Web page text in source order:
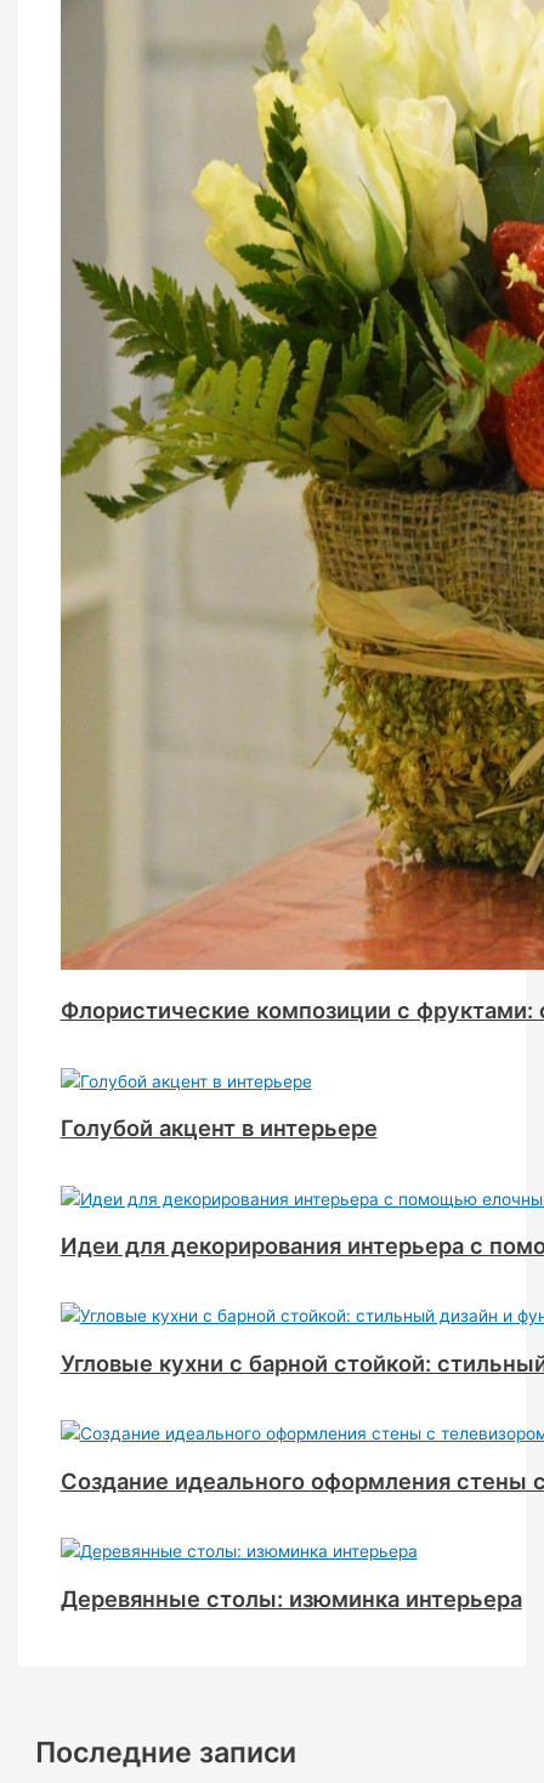
Флористические композиции с
Голубой акцент в интерьере
Идеи для декорирования интерьера с
Угловые кухни с барной стойкой:
Создание идеального оформления стены
Деревянные столы: изюминка интерьера
Последние записи